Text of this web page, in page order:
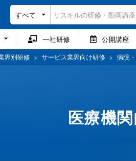
すべて
一社研修 公開講座
界別研修 > サービス業界向け研修 > 病院
医療機